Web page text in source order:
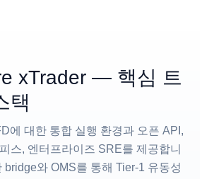
xTrader — 핵심 트
택
에 대한 통합 실행 환경과 오픈 API,
스, 엔터프라이즈 SRE를 제공합니
bridge와 OMS를 통해 Tier-1 유동성